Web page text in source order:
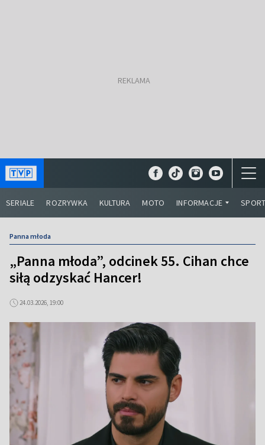
SERIALE ROZRYWKA KULTURA MOTO INFORMACJE
Panna młoda
„Panna młoda”, odcinek 55. Cihan chce
siłą odzyskać Hancer!
24.03.2026, 19:00